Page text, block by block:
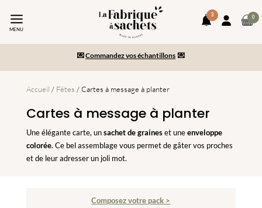
MENU
3
notifications
Mon
0
-10% sur votre commande en vous inscrivant à la newsletter
Commandez vos échantillons
Paiement en 2x/3x et livraison gratuite dès 150€ d’achats
Accueil / Fêtes / Cartes à message à planter
Cartes à message à planter
Une élégante carte, unsachet de graineset uneenveloppe
colorée. Ce bel assemblage vous permet de gâter vos proches
et de leur adresser un joli mot.
Composez votre pack >